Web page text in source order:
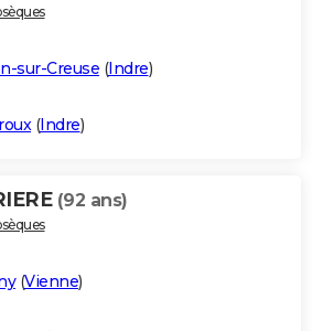
sur-Creuse (Indre)
(Indre)
(92 ans)
(Vienne)